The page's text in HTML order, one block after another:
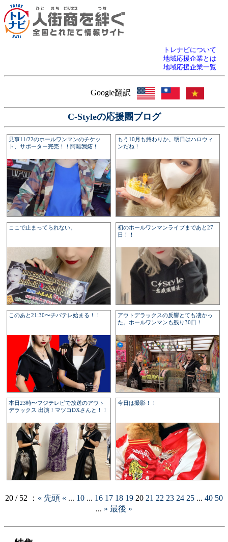
トレナビについて
地域応援企業とは
地域応援企業一覧
Google翻訳
C-Styleの応援團ブログ
見事11/22のホールワンマンのチケッ
ト、サポーター完売！！阿離我妬！
もう10月も終わりか。明日はハロウィ
ンだね！
ここで止まってられない。
初のホールワンマンライブまであと27
日！！
このあと21:30〜チバテレ始まる！！
アウトデラックスの反響とても凄かっ
た。ホールワンマンも残り30日！
本日23時〜フジテレビで放送のアウト
デラックス 出演！マツコDXさんと！！
今日は撮影！！
20 / 52 ： « 先頭 « ... 10 ... 16 17 18 19 20 21 22 23 24 25 ... 40 50
... » 最後 »